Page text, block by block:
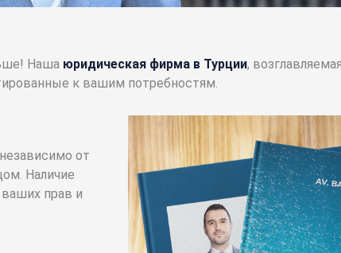
Наша юридическая фирма в Турции,
к вашим потребностям.
от
Наличие
прав и